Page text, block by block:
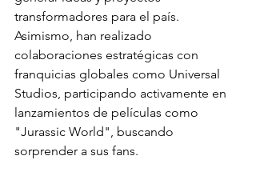
transformadores para el país.
Asimismo, han realizado
colaboraciones estratégicas con
franquicias globales como Universal
Studios, participando activamente en
lanzamientos de películas como
"Jurassic World", buscando
sorprender a sus fans.